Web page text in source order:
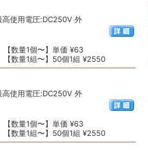
使用電圧:DC250V 外
【数量1個〜】単価 ¥63
【数量1組〜】50個1組 ¥2550
使用電圧:DC250V 外
【数量1個〜】単価 ¥63
【数量1組〜】50個1組 ¥2550